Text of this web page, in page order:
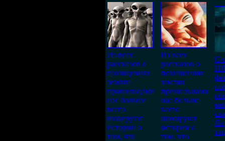
Из всех
рассказов о
похищениях
землян
пришельцами
нас больше
всего
шокируют
истории о
том, что
Из всех
рассказов о
похищениях
землян
пришельцами
нас больше
всего
шокируют
истории о
том, что